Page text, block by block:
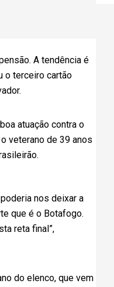
A tendência é
o terceiro cartão
atuação contra o
veterano de 39 anos
nos deixar a
que é o Botafogo.
reta final”,
do elenco, que vem